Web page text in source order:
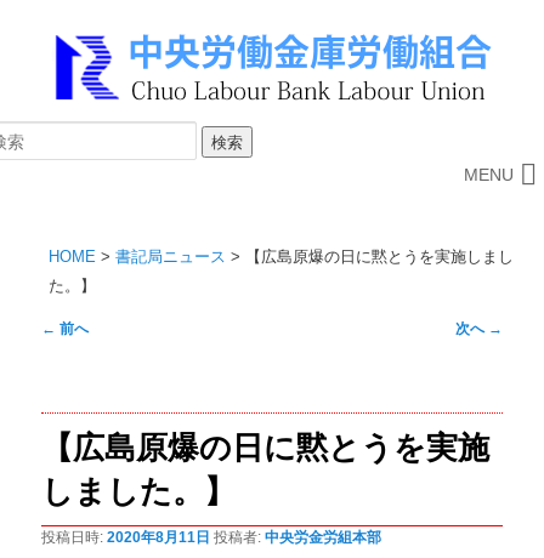
MENU
HOME > 書記局ニュース >
【広島原爆の日に黙とうを実施しまし
た。】
投
ビ
シ
ョ
← 前へ 次へ →
【広島原爆の日に黙とうを実施
しました。】
投稿日時:2020年8月11日 投稿者:中央労金労組本部